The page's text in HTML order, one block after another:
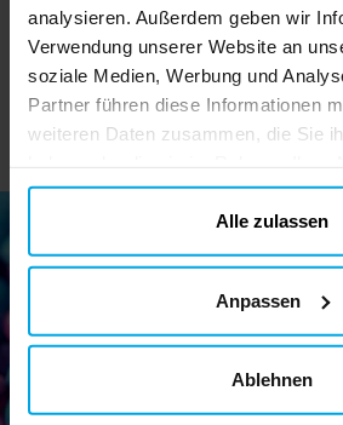
analysieren. Außerdem geben wir
Verwendung unserer Website an
soziale Medien, Werbung und
Partner führen diese Informationen
weiteren Daten zusammen, die Sie
gesammelt haben. Ihre Einwilligung
Alle zulassen
Anpassen
Ablehnen
IN DEN KORB
Newsletter!
Melden Sie sich für unseren